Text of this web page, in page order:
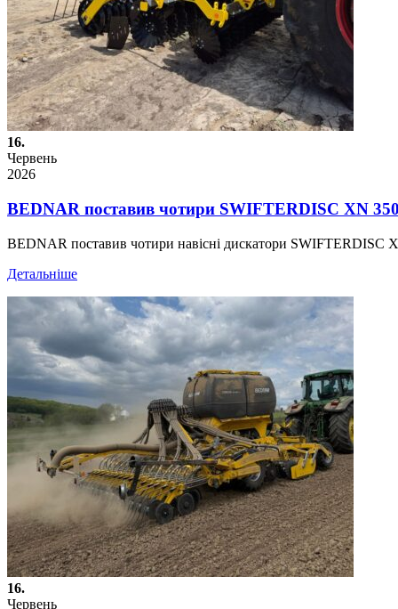
16.
Червень
2026
BEDNAR поставив чотири SWIFTERDISC XN
BEDNAR поставив чотири навісні дискатори SWIFTERDISC
Детальніше
16.
Червень